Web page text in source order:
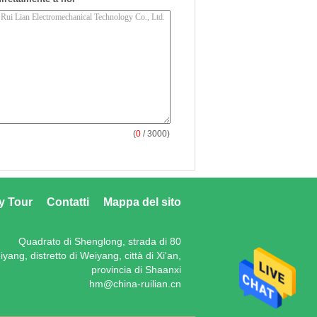
(0 / 3000)
Mappa del sito
Contatti
Tour
Quadrato di Shenglong, strada di 80
distretto di Weiyang, città di Xi'an,
provincia di Shaanxi
hm@china-ruilian.cn